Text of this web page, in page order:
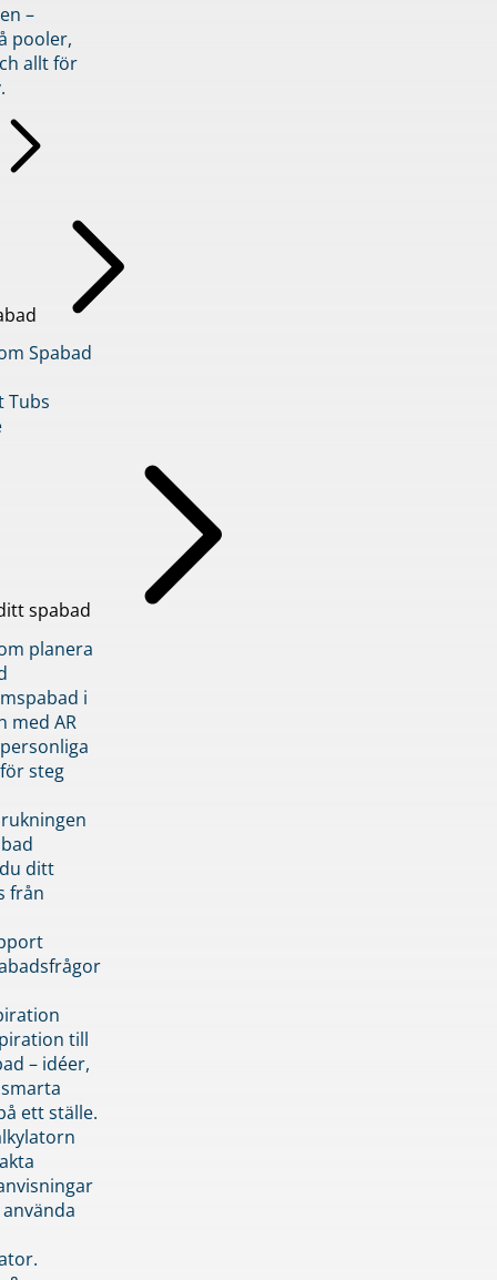
–
pooler,
allt för
Spabad
Tubs
spabad
planera
i
med AR
steg
ditt
från
till
– idéer,
ett ställe.